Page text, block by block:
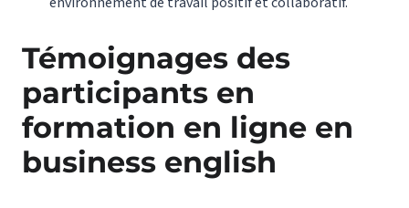
Témoignages des
participants en
formation en ligne en
business english